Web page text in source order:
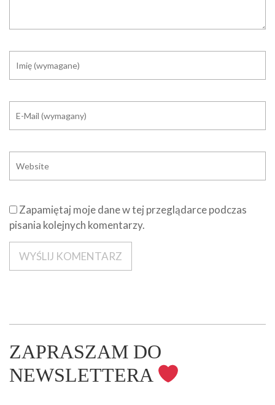
Zapamiętaj moje dane w tej przeglądarce podczas
pisania kolejnych komentarzy.
ZAPRASZAM DO
NEWSLETTERA